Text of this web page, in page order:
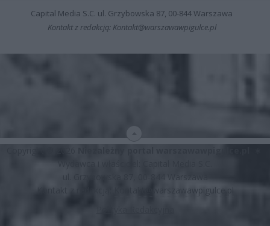
Capital Media S.C. ul. Grzybowska 87, 00-844 Warszawa
Kontakt z redakcją: Kontakt@warszawawpigulce.pl
Kontakt z redakcją:
Kontakt@warszawawpigulce.pl